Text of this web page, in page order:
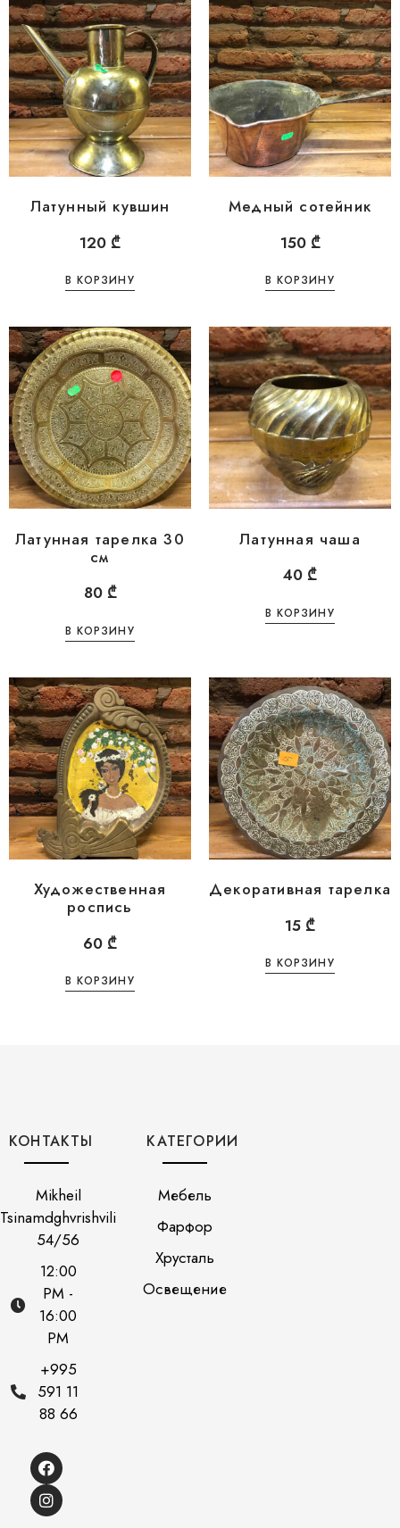
Латунный кувшин
120 ₾
В КОРЗИНУ
Медный сотейник
150 ₾
В КОРЗИНУ
Латунная тарелка 30
см
80 ₾
В КОРЗИНУ
Латунная чаша
40 ₾
В КОРЗИНУ
Художественная
роспись
60 ₾
В КОРЗИНУ
Декоративная тарелка
15 ₾
В КОРЗИНУ
КОНТАКТЫ
Mikheil
Tsinamdghvrishvili
54/56
12:00
PM -
16:00
PM
+995
591 11
88 66
КАТЕГОРИИ
Мебель
Фарфор
Хрусталь
Освещение